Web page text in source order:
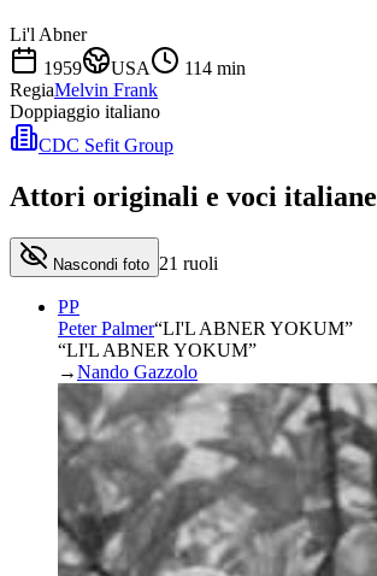
Li'l Abner
1959
USA 114 min
RegiaMelvin Frank
Doppiaggio italiano
CDC Sefit Group
Attori originali e voci italiane
Nascondi foto 21 ruoli
PP
Peter Palmer“LI'L ABNER YOKUM”
“LI'L ABNER YOKUM”
→Nando Gazzolo